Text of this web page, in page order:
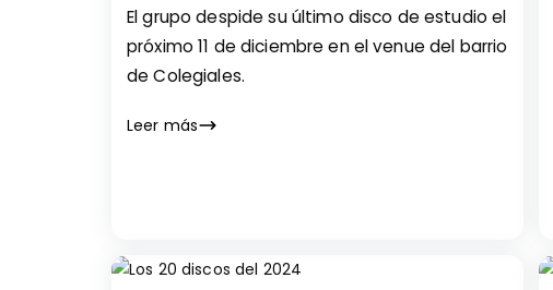
El grupo despide su último disco de estudio el
próximo 11 de diciembre en el venue del barrio
de Colegiales.
Leer más